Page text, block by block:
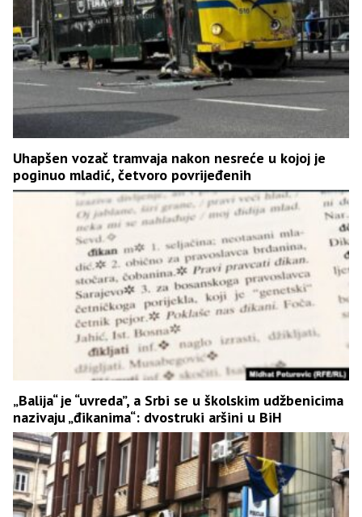
Uhapšen vozač tramvaja nakon nesreće u kojoj je
poginuo mladić, četvoro povrijeđenih
„Balija“ je “uvreda”, a Srbi se u školskim udžbenicima
nazivaju „đikanima“: dvostruki aršini u BiH